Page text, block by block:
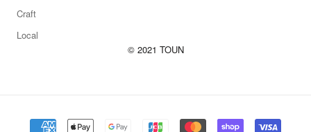
Craft
Local
© 2021 TOUN